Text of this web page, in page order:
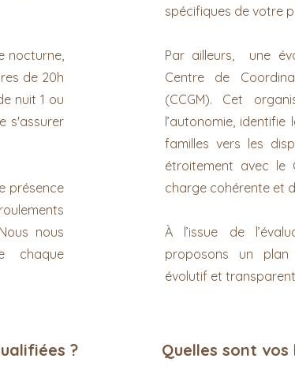
nocturne,
de 20h
nuit 1 ou
s'assurer
présence
nous
chaque
?
spécifiques de votre
Par ailleurs, une
Centre de
(CCGM). Cet
l’autonomie,
familles vers les
étroitement avec le
charge cohérente et
À l’issue de
proposons un plan
évolutif et
Quelles sont